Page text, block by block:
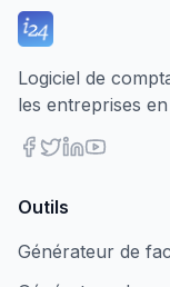
Logiciel de
les entreprises
Outils
Générateur de